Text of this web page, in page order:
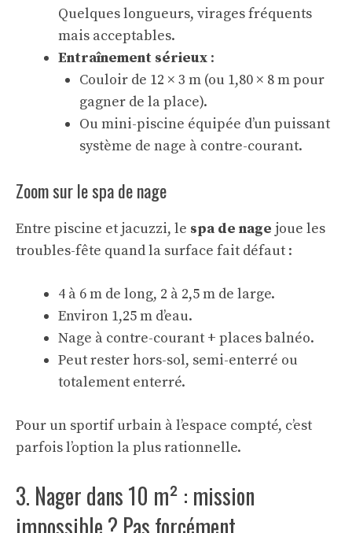
Quelques longueurs, virages fréquents
mais acceptables.
Entraînement sérieux :
Couloir de 12 × 3 m (ou 1,80 × 8 m pour
gagner de la place).
Ou mini-piscine équipée d’un puissant
système de nage à contre-courant.
Zoom sur le spa de nage
Entre piscine et jacuzzi, le spa de nage joue les
troubles-fête quand la surface fait défaut :
4 à 6 m de long, 2 à 2,5 m de large.
Environ 1,25 m d’eau.
Nage à contre-courant + places balnéo.
Peut rester hors-sol, semi-enterré ou
totalement enterré.
Pour un sportif urbain à l’espace compté, c’est
parfois l’option la plus rationnelle.
3. Nager dans 10 m² : mission
impossible ? Pas forcément